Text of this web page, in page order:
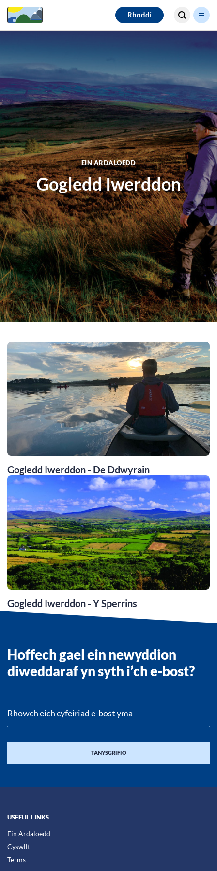
Rhoddi
Search for
results
EIN ARDALOEDD
Gogledd Iwerddon
Gogledd Iwerddon - De Ddwyrain
Gogledd Iwerddon - Y Sperrins
Hoffech gael ein newyddion
diweddaraf yn syth i’ch e-bost?
USEFUL LINKS
Ein Ardaloedd
Cyswllt
Terms